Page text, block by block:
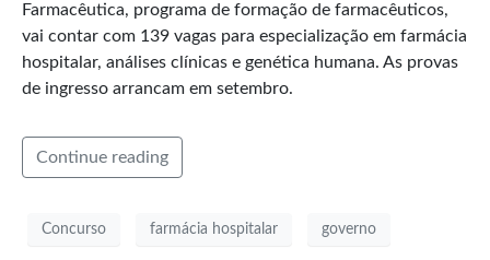
Farmacêutica, programa de formação de farmacêuticos,
vai contar com 139 vagas para especialização em farmácia
hospitalar, análises clínicas e genética humana. As provas
de ingresso arrancam em setembro.
Continue reading
Concurso farmácia hospitalar governo